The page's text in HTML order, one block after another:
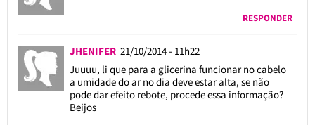
RESPONDER
JHENIFER 21/10/2014 - 11h22
Juuuu, li que para a glicerina funcionar no cabelo
a umidade do ar no dia deve estar alta, se não
pode dar efeito rebote, procede essa informação?
Beijos